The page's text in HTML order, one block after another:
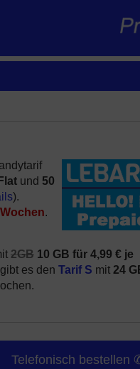
und 50
).
.
2GB 10 GB für 4,99 € je
es den Tarif S mit 24
Telefonisch bestellen